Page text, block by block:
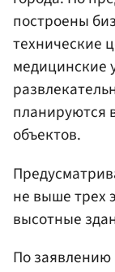
построены
технические
медицинские
планируются
объектов.
не выше трех
высотные
По заявлению